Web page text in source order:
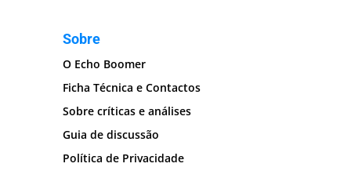
Sobre
O Echo Boomer
Ficha Técnica e Contactos
Sobre críticas e análises
Guia de discussão
Política de Privacidade